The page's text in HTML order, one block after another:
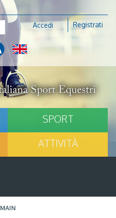
Accedi Registrati
SPORT
ATTIVITÀ
MAIN